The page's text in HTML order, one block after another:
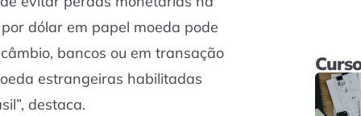
dólar em papel moeda pode
bancos ou em transação
estrangeiras habilitadas
destaca.